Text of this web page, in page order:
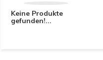
Keine Produkte
gefunden!...